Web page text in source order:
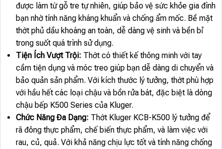
được làm từ gỗ tre tự nhiên, giúp bảo vệ sức khỏe gia đình
bạn nhờ tính năng kháng khuẩn và chống ẩm mốc. Bề mặt
thớt phủ dầu khoáng an toàn, dễ dàng vệ sinh và bền bỉ
trong suốt quá trình sử dụng.
Tiện Ích Vượt Trội: Thớt có thiết kế thông minh với tay
cầm tiện dụng và móc treo giúp bạn dễ dàng di chuyển và
bảo quản sản phẩm. Với kích thước lý tưởng, thớt phù hợp
với hầu hết các loại chậu và bồn rửa bát, đặc biệt là dòng
chậu bếp K500 Series của Kluger.
Chức Năng Đa Dạng: Thớt Kluger KCB-K500 lý tưởng để
rã đông thực phẩm, chế biến thực phẩm, và làm việc với
rau, củ, quả. Với khả năng chịu lực tốt và tính năng chống